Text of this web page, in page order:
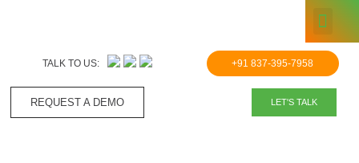
TALK TO US: +91 837-395-7958
REQUEST A DEMO​ LET'S TALK